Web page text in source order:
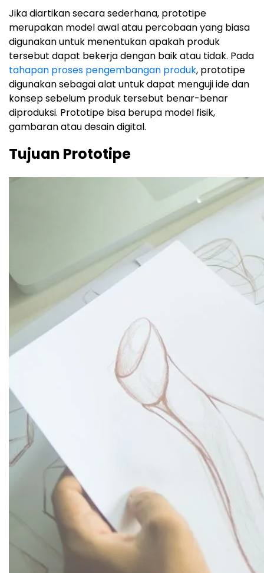
Jika diartikan secara sederhana, prototipe
merupakan model awal atau percobaan yang biasa
digunakan untuk menentukan apakah produk
tersebut dapat bekerja dengan baik atau tidak. Pada
tahapan proses pengembangan produk, prototipe
digunakan sebagai alat untuk dapat menguji ide dan
konsep sebelum produk tersebut benar-benar
diproduksi. Prototipe bisa berupa model fisik,
gambaran atau desain digital.
Tujuan Prototipe